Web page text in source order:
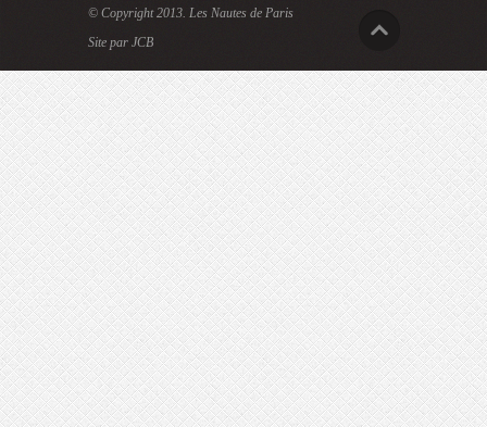
© Copyright 2013. Les Nautes de Paris
Site par JCB